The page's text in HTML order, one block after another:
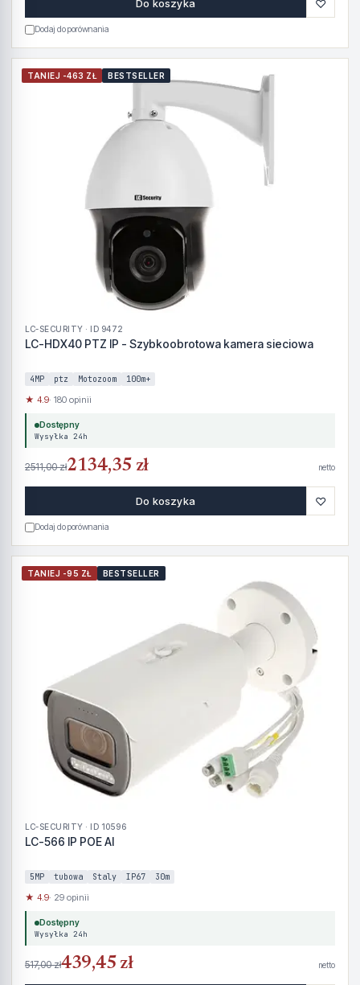
Do koszyka ♡
Dodaj do porównania
TANIEJ -463 ZŁ BESTSELLER
LC-SECURITY · ID 9472
LC-HDX40 PTZ IP - Szybkoobrotowa kamera sieciowa
4MP ptz Motozoom 100m+
★ 4.9· 180 opinii
Dostępny
Wysyłka 24h
2511,00 zł2134,35 zł netto
Do koszyka ♡
Dodaj do porównania
TANIEJ -95 ZŁ BESTSELLER
LC-SECURITY · ID 10596
LC-566 IP POE AI
5MP tubowa Staly IP67 30m
★ 4.9· 29 opinii
Dostępny
Wysyłka 24h
517,00 zł439,45 zł netto